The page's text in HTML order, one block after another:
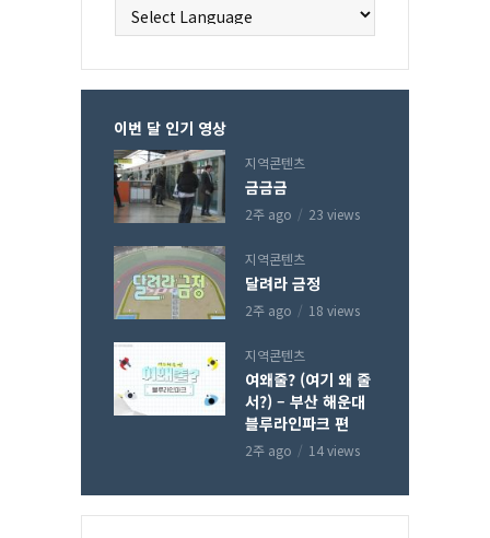
이번 달 인기 영상
지역콘텐츠
금금금
2주 ago 23 views
지역콘텐츠
달려라 금정
2주 ago 18 views
지역콘텐츠
여왜줄? (여기 왜 줄
서?) – 부산 해운대
블루라인파크 편
2주 ago 14 views